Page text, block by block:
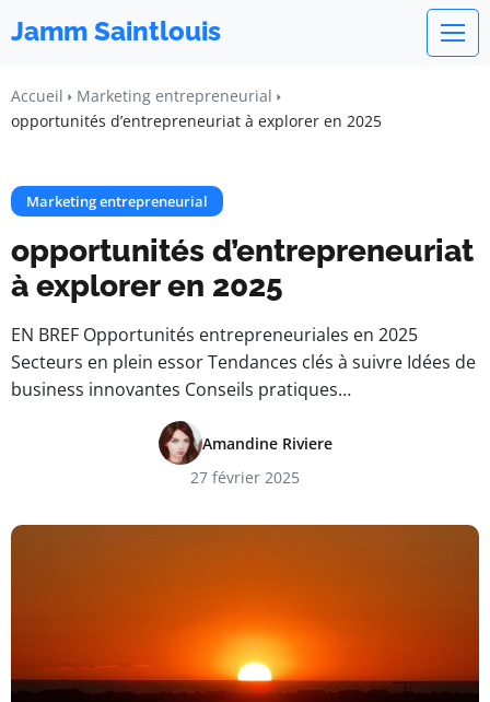
Jamm Saintlouis
Accueil
Marketing entrepreneurial
opportunités d’entrepreneuriat à explorer en 2025
Marketing entrepreneurial
opportunités d’entrepreneuriat
à explorer en 2025
EN BREF Opportunités entrepreneuriales en 2025
Secteurs en plein essor Tendances clés à suivre Idées de
business innovantes Conseils pratiques…
Amandine Riviere
27 février 2025